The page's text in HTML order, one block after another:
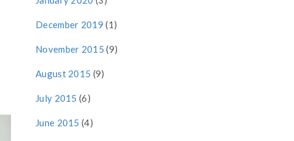
December 2019 (1)
November 2015 (9)
August 2015 (9)
July 2015 (6)
June 2015 (4)